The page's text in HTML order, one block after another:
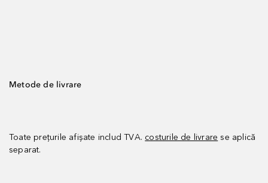
Metode de livrare
Toate prețurile afișate includ TVA. costurile de livrare se aplică
separat.